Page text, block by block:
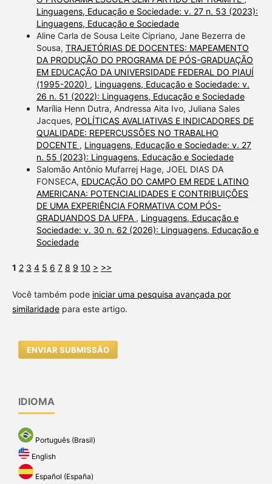
Linguagens, Educação e Sociedade: v. 27 n. 53 (2023):
Linguagens, Educação e Sociedade
Aline Carla de Sousa Leite Cipriano, Jane Bezerra de
Sousa, TRAJETÓRIAS DE DOCENTES: MAPEAMENTO
DA PRODUÇÃO DO PROGRAMA DE PÓS-GRADUAÇÃO
EM EDUCAÇÃO DA UNIVERSIDADE FEDERAL DO PIAUÍ
(1995-2020) , Linguagens, Educação e Sociedade: v.
26 n. 51 (2022): Linguagens, Educação e Sociedade
Marília Henn Dutra, Andressa Aita Ivo, Juliana Sales
Jacques, POLÍTICAS AVALIATIVAS E INDICADORES DE
QUALIDADE: REPERCUSSÕES NO TRABALHO
DOCENTE , Linguagens, Educação e Sociedade: v. 27
n. 55 (2023): Linguagens, Educação e Sociedade
Salomão Antônio Mufarrej Hage, JOEL DIAS DA
FONSECA, EDUCAÇÃO DO CAMPO EM REDE LATINO
AMERICANA: POTENCIALIDADES E CONTRIBUIÇÕES
DE UMA EXPERIÊNCIA FORMATIVA COM PÓS-
GRADUANDOS DA UFPA , Linguagens, Educação e
Sociedade: v. 30 n. 62 (2026): Linguagens, Educação e
Sociedade
1 2 3 4 5 6 7 8 9 10 > >>
Você também pode iniciar uma pesquisa avançada por
similaridadepara este artigo.
ENVIAR SUBMISSÃO
IDIOMA
Português (Brasil)
English
Español (España)